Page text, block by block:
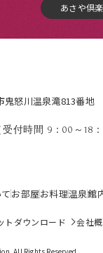
あさや倶
鬼怒川温泉滝813番地
受付時間 9：00～18：
お部屋お料理温泉館
トダウンロード 会社